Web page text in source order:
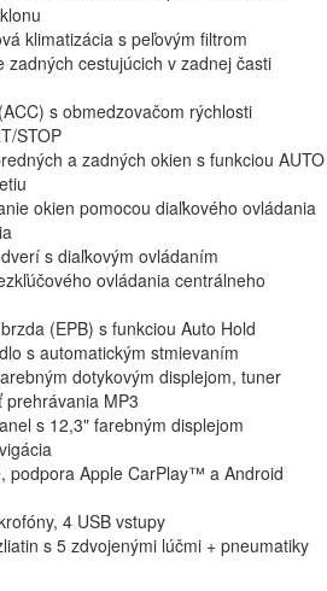
klimatizácia s peľovým filtrom
zadných cestujúcich v zadnej časti
s obmedzovačom rýchlosti
STOP
a zadných okien s funkciou AUTO
okien pomocou diaľkového ovládania
s diaľkovým ovládaním
ovládania centrálneho
(EPB) s funkciou Auto Hold
s automatickým stmievaním
dotykovým displejom, tuner
prehrávania MP3
s 12,3" farebným displejom
podpora Apple CarPlay™ a Android
4 USB vstupy
s 5 zdvojenými lúčmi + pneumatiky